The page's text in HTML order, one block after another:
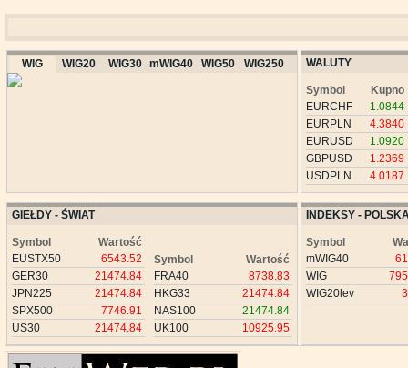
WIG WIG20 WIG30 mWIG40 WIG50 WIG250 WALUTY
Symbol
Kupno
EURCHF
1.0844
EURPLN
4.3840
EURUSD
1.0920
GBPUSD
1.2369
USDPLN
4.0187
GIEŁDY - ŚWIAT
Symbol
Wartość
EUSTX50
6543.52
GER30
21474.84
JPN225
21474.84
SPX500
7746.91
US30
21474.84
Symbol
Wartość
FRA40
8738.83
HKG33
21474.84
NAS100
21474.84
UK100
10925.95
INDEKSY -
Symbol
mWIG40
WIG
WIG20lev